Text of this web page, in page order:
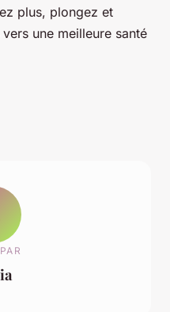
plus, plongez et
une meilleure santé